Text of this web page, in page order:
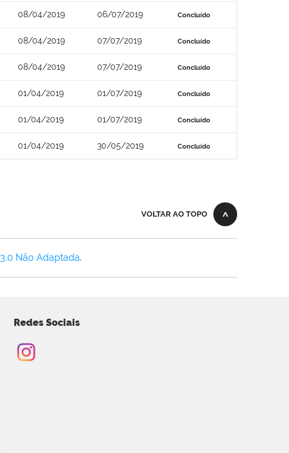
08/04/2019 06/07/2019 Concluído
08/04/2019 07/07/2019 Concluído
08/04/2019 07/07/2019 Concluído
01/04/2019 01/07/2019 Concluído
01/04/2019 01/07/2019 Concluído
01/04/2019 30/05/2019 Concluído
VOLTAR AO TOPO
Não Adaptada.
Redes Sociais